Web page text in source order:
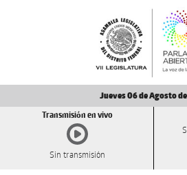
Jueves 06 de Agosto
Transmisión en vivo
Sin transmisión